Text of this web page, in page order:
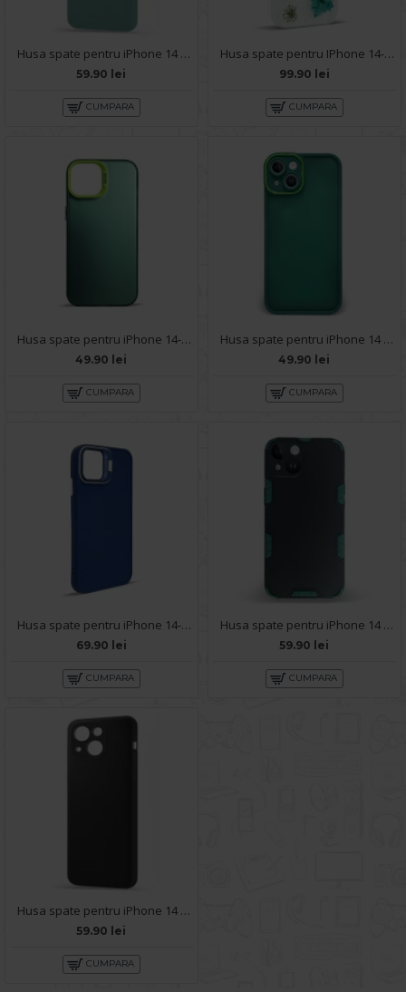
Husa spate pentru iPhone 14 - Silicon Line Verde Inchis
59.90 lei
CUMPARA
Husa spate pentru IPhone 14- Natural case
99.90 lei
CUMPARA
Husa spate pentru iPhone 14- Glace case Verde
49.90 lei
CUMPARA
Husa spate pentru iPhone 14 - Catwalk Case Verde
49.90 lei
CUMPARA
Husa spate pentru iPhone 14- Drop case Kickstand Albastru
69.90 lei
CUMPARA
Husa spate pentru iPhone 14 - Mantis Case Negru / Vernil
59.90 lei
CUMPARA
Husa spate pentru iPhone 14 - Silicon Line Negru
59.90 lei
CUMPARA